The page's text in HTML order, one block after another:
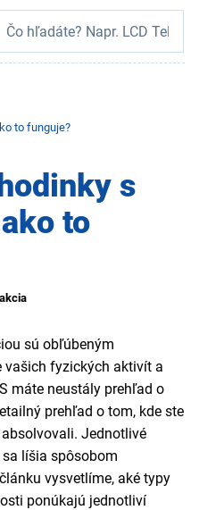
to funguje?
s
to
sú obľúbeným
vašich fyzických aktivít a
máte neustály prehľad o
prehľad o tom, kde ste
Jednotlivé
líšia spôsobom
vysvetlíme, aké typy
ponúkajú jednotliví